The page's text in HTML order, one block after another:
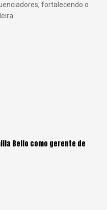
fortalecendo o
Bello como gerente de